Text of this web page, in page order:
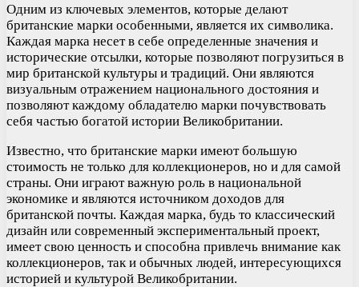
Одним из ключевых элементов, которые делают
британские марки особенными, является их символика.
Каждая марка несет в себе определенные значения и
исторические отсылки, которые позволяют погрузиться в
мир британской культуры и традиций. Они являются
визуальным отражением национального достояния и
позволяют каждому обладателю марки почувствовать
себя частью богатой истории Великобритании.
Известно, что британские марки имеют большую
стоимость не только для коллекционеров, но и для самой
страны. Они играют важную роль в национальной
экономике и являются источником доходов для
британской почты. Каждая марка, будь то классический
дизайн или современный экспериментальный проект,
имеет свою ценность и способна привлечь внимание как
коллекционеров, так и обычных людей, интересующихся
историей и культурой Великобритании.